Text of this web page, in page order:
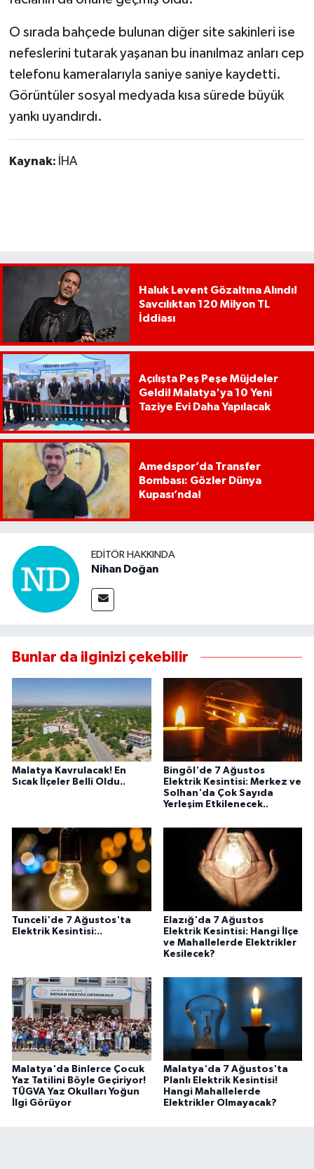
O sırada bahçede bulunan diğer site sakinleri ise
nefeslerini tutarak yaşanan bu inanılmaz anları cep
telefonu kameralarıyla saniye saniye kaydetti.
Görüntüler sosyal medyada kısa sürede büyük
yankı uyandırdı.
Kaynak: İHA
Haluk Levent Gözaltına Alındı!
Savcılıktan 120 Milyon TL
İddiası
Açılışta Peş Peşe Müjdeler
Geldi! Malatya'ya 10 Yeni
Taziye Evi Daha Yapılacak
Amedspor’da Transfer
Bombası: Gözler Dünya
Kupası’nda!
EDITÖR HAKKINDA
Nihan Doğan
Bunlar da ilginizi çekebilir
Malatya Kavrulacak! En
Sıcak İlçeler Belli Oldu..
Bingöl'de 7 Ağustos
Elektrik Kesintisi: Merkez ve
Solhan'da Çok Sayıda
Yerleşim Etkilenecek..
Tunceli'de 7 Ağustos'ta
Elektrik Kesintisi:..
Elazığ'da 7 Ağustos
Elektrik Kesintisi: Hangi İlçe
ve Mahallelerde Elektrikler
Kesilecek?
Malatya'da Binlerce Çocuk
Yaz Tatilini Böyle Geçiriyor!
TÜGVA Yaz Okulları Yoğun
İlgi Görüyor
Malatya'da 7 Ağustos'ta
Planlı Elektrik Kesintisi!
Hangi Mahallelerde
Elektrikler Olmayacak?